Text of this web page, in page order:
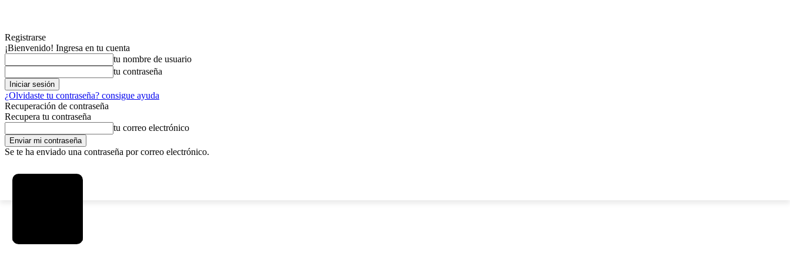
Registrarse
¡Bienvenido! Ingresa en tu cuenta
tu nombre de usuario
tu contraseña
¿Olvidaste tu contraseña? consigue ayuda
Recuperación de contraseña
Recupera tu contraseña
tu correo electrónico
Se te ha enviado una contraseña por correo electrónico.